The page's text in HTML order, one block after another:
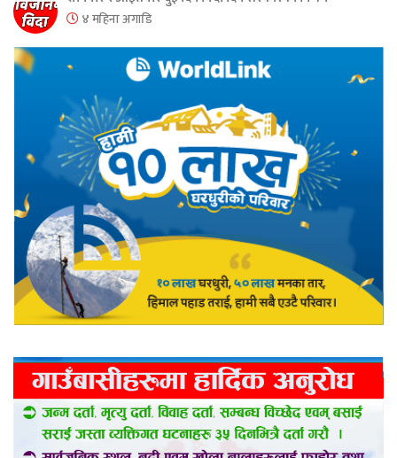
४ महिना अगाडि